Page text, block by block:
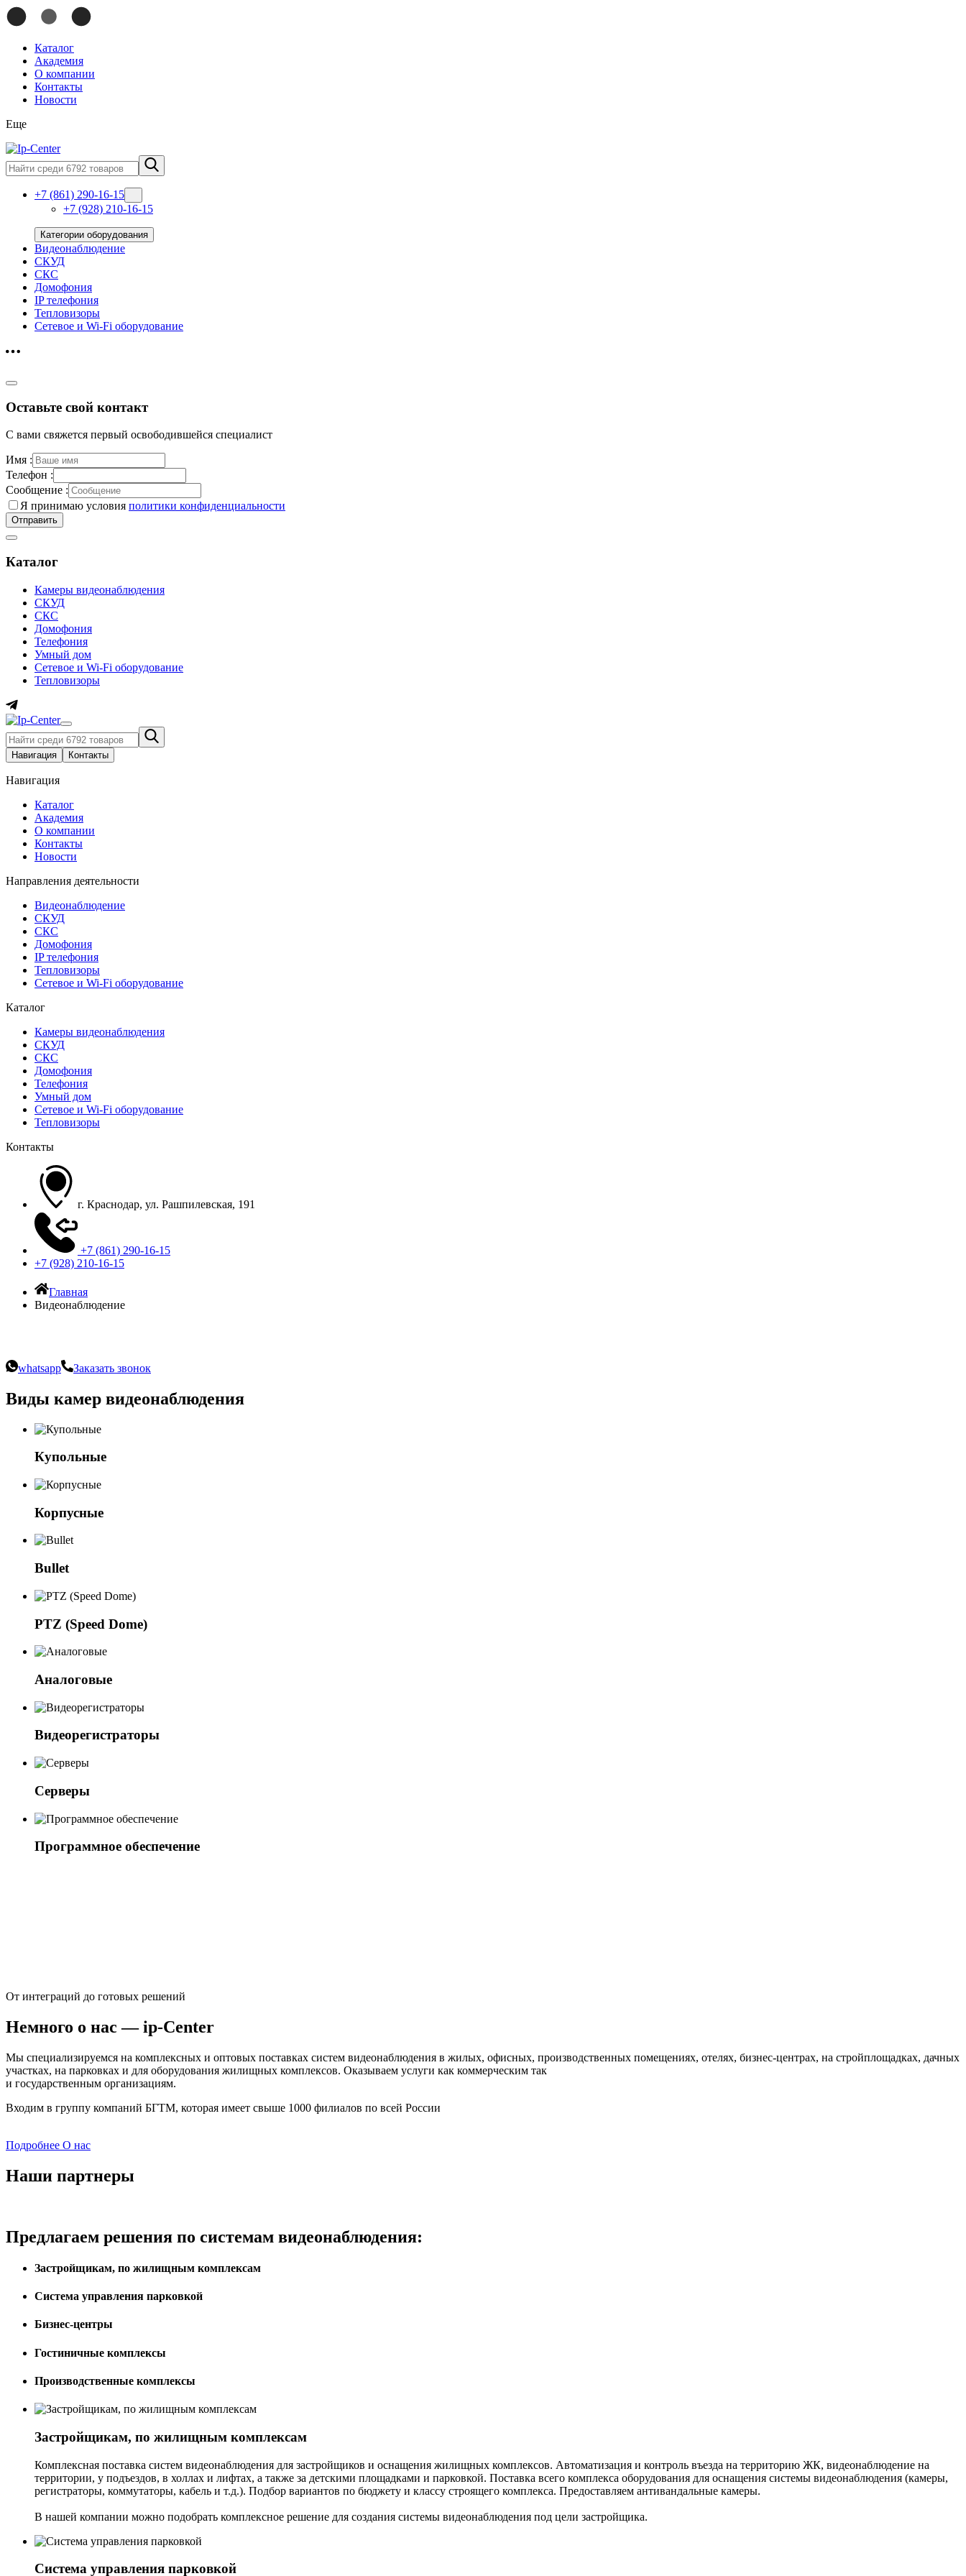
Каталог
Академия
О компании
Контакты
Новости
Еще
+7 (861) 290-16-15
+7 (928) 210-16-15
Категории оборудования
Видеонаблюдение
СКУД
СКС
Домофония
IP телефония
Тепловизоры
Сетевое и Wi-Fi оборудование
Оставьте свой контакт
С вами свяжется первый освободившейся специалист
Имя :
Телефон :
Сообщение :
Я принимаю условия политики конфиденциальности
Каталог
Камеры видеонаблюдения
СКУД
СКС
Домофония
Телефония
Умный дом
Сетевое и Wi-Fi оборудование
Тепловизоры
Навигация Контакты
Навигация
Каталог
Академия
О компании
Контакты
Новости
Направления деятельности
Видеонаблюдение
СКУД
СКС
Домофония
IP телефония
Тепловизоры
Сетевое и Wi-Fi оборудование
Каталог
Камеры видеонаблюдения
СКУД
СКС
Домофония
Телефония
Умный дом
Сетевое и Wi-Fi оборудование
Тепловизоры
Контакты
г. Краснодар, ул. Рашпилевская, 191
+7 (861) 290-16-15
+7 (928) 210-16-15
Главная
Видеонаблюдение
whatsapp Заказать звонок
Виды камер видеонаблюдения
Купольные
Корпусные
Bullet
PTZ (Speed Dome)
Аналоговые
Видеорегистраторы
Серверы
Программное обеспечение
От интеграций до готовых решений
Немного о нас —ip-Center
Мы специализируемся на комплексных и оптовых поставках систем видеонаблюдения в жилых, офисных, производственных помещениях, отелях, бизнес-центрах, на стройплощадках, дачных
участках, на парковках и для оборудования жилищных комплексов. Оказываем услуги как коммерческим так
и государственным организациям.
Входим в группу компаний БГТМ, которая имеет свыше 1000 филиалов по всей России
Подробнее О нас
Наши партнеры
Предлагаем решения по системам видеонаблюдения:
Застройщикам, по жилищным комплексам
Система управления парковкой
Бизнес-центры
Гостиничные комплексы
Производственные комплексы
Застройщикам, по жилищным комплексам
Комплексная поставка систем видеонаблюдения для застройщиков и оснащения жилищных комплексов. Автоматизация и контроль въезда на территорию ЖК, видеонаблюдение на
территории, у подъездов, в холлах и лифтах, а также за детскими площадками и парковкой. Поставка всего комплекса оборудования для оснащения системы видеонаблюдения (камеры,
регистраторы, коммутаторы, кабель и т.д.). Подбор вариантов по бюджету и классу строящего комплекса. Предоставляем антивандальные камеры.
В нашей компании можно подобрать комплексное решение для создания системы видеонаблюдения под цели застройщика.
Система управления парковкой